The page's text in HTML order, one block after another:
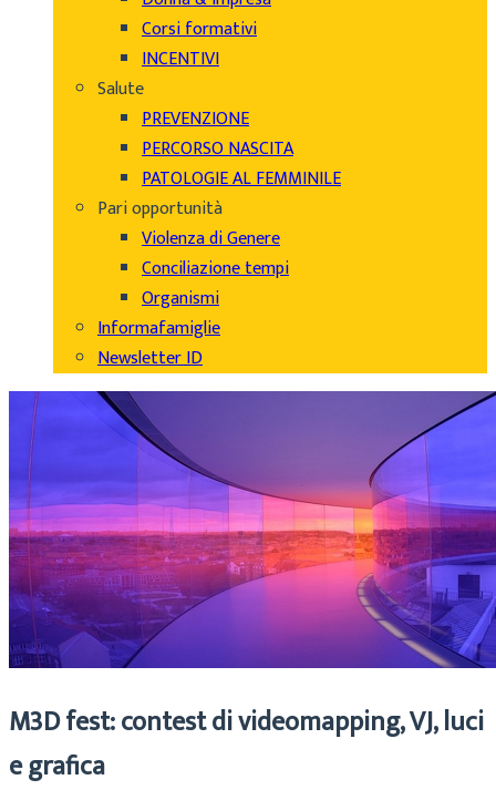
Corsi formativi
INCENTIVI
Salute
PREVENZIONE
PERCORSO NASCITA
PATOLOGIE AL FEMMINILE
Pari opportunità
Violenza di Genere
Conciliazione tempi
Organismi
Informafamiglie
Newsletter ID
M3D fest: contest di videomapping, VJ, luci
e grafica